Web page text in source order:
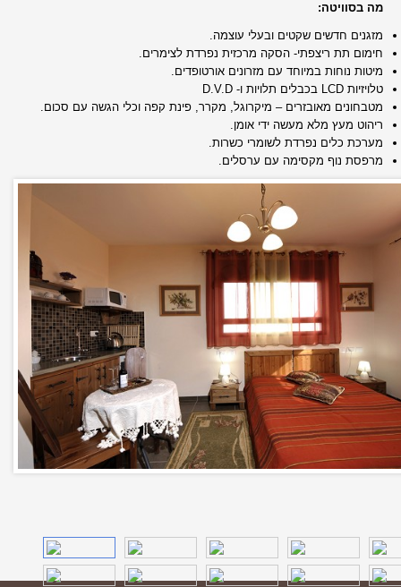
מה בסוויטה:
מזגנים חדשים שקטים ובעלי עוצמה.
חימום תת ריצפתי- הסקה מרכזית נפרדת לצימרים.
מיטות נוחות במיוחד עם מזרונים אורטופדים.
טלויזיות LCD בכבלים תלויות ו- D.V.D
מטבחונים מאובזרים – מיקרוגל, מקרר, פינת קפה וכלי הגשה עם סכום.
ריהוט מעץ מלא מעשה ידי אומן.
מערכת כלים נפרדת לשומרי כשרות.
מרפסת נוף מקסימה עם ערסלים.